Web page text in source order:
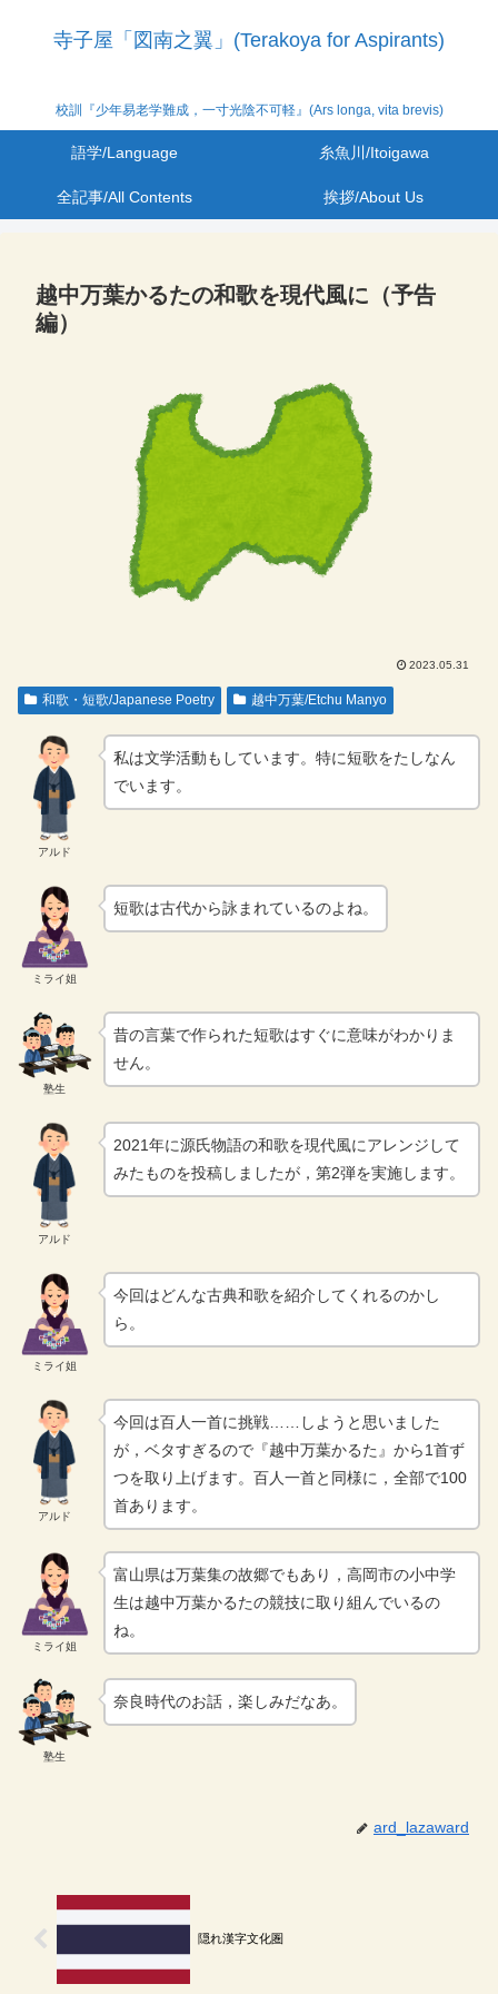
寺子屋「図南之翼」(Terakoya for Aspirants)
校訓『少年易老学難成，一寸光陰不可軽』(Ars longa, vita brevis)
語学/Language 糸魚川/Itoigawa
全記事/All Contents 挨拶/About Us
越中万葉かるたの和歌を現代風に（予告
編）
2023.05.31
和歌・短歌/Japanese Poetry 越中万葉/Etchu Manyo
アルド
私は文学活動もしています。特に短歌をたしなん
でいます。
ミライ姐
短歌は古代から詠まれているのよね。
塾生
昔の言葉で作られた短歌はすぐに意味がわかりま
せん。
アルド
2021年に源氏物語の和歌を現代風にアレンジして
みたものを投稿しましたが，第2弾を実施します。
ミライ姐
今回はどんな古典和歌を紹介してくれるのかし
ら。
アルド
今回は百人一首に挑戦……しようと思いました
が，ベタすぎるので『越中万葉かるた』から1首ず
つを取り上げます。百人一首と同様に，全部で100
首あります。
ミライ姐
富山県は万葉集の故郷でもあり，高岡市の小中学
生は越中万葉かるたの競技に取り組んでいるの
ね。
塾生
奈良時代のお話，楽しみだなあ。
ard_lazaward
隠れ漢字文化圏